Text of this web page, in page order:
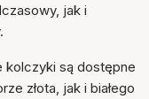
Przedmiot został dodany
jak i
kolczyki są dostępne
złota, jak i białego